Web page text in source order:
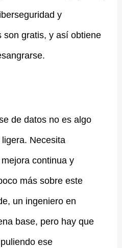
y
son gratis, y así obtiene
de datos no es algo
Necesita
continua y
más sobre este
un ingeniero en
base, pero hay que
ese